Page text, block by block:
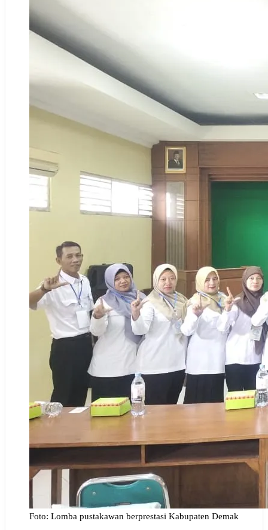
Foto: Lomba pustakawan berprestasi Kabupaten Demak